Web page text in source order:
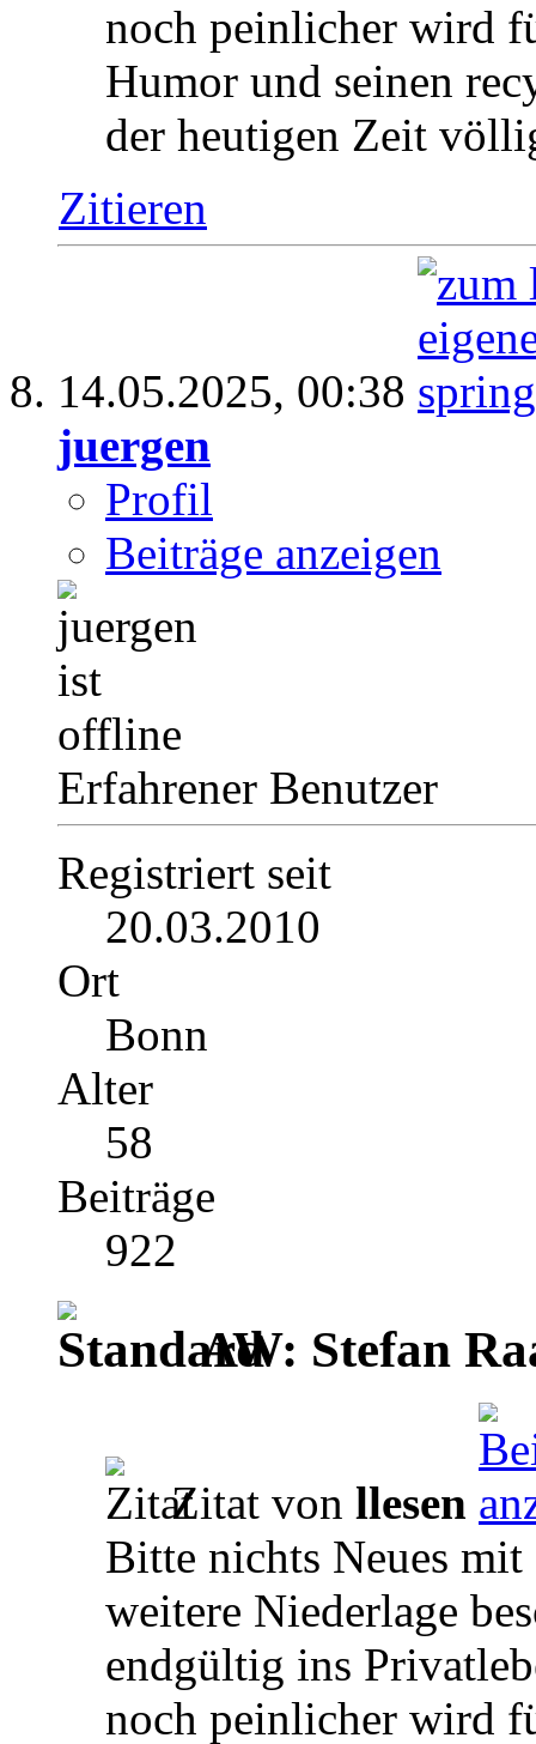
noch peinlicher wird
Humor und seinen
der heutigen Zeit
Zitieren
14.05.2025, 00:38
juergen
Profil
Beiträge anzeigen
Erfahrener Benutzer
Registriert seit
20.03.2010
Ort
Bonn
Alter
58
Beiträge
922
AW: Stefan
Zitat von llesen
Bitte nichts Neues
weitere Niederlage
endgültig ins
noch peinlicher wird